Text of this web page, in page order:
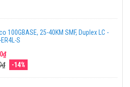
100GBASE, 25-40KM SMF, Duplex LC -
S
-14%